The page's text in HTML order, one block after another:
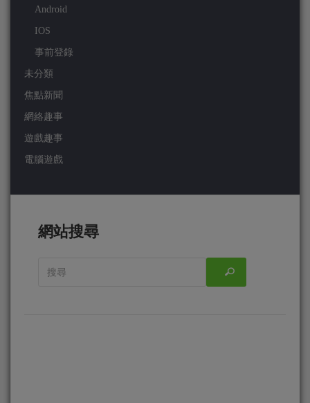
Android
IOS
事前登錄
未分類
焦點新聞
網絡趣事
遊戲趣事
電腦遊戲
網站搜尋